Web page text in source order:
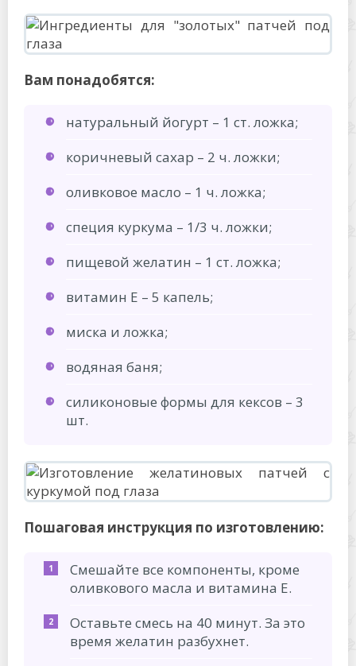
Вам понадобятся:
натуральный йогурт – 1 ст. ложка;
коричневый сахар – 2 ч. ложки;
оливковое масло – 1 ч. ложка;
специя куркума – 1/3 ч. ложки;
пищевой желатин – 1 ст. ложка;
витамин Е – 5 капель;
миска и ложка;
водяная баня;
силиконовые формы для кексов – 3
шт.
Пошаговая инструкция по изготовлению:
Смешайте все компоненты, кроме
оливкового масла и витамина Е.
Оставьте смесь на 40 минут. За это
время желатин разбухнет.